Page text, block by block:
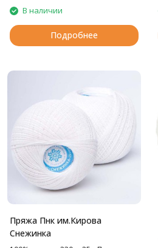
В наличии
Подробнее
Пряжа Пнк им.Кирова
Снежинка